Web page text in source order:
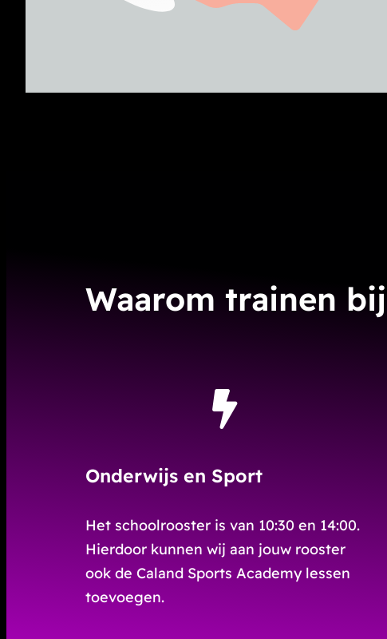
Waarom trainen
Onderwijs en Sport
Het schoolrooster is van 10:30 en 14:00.
Hierdoor kunnen wij aan jouw rooster
ook de Caland Sports Academy lessen
toevoegen.